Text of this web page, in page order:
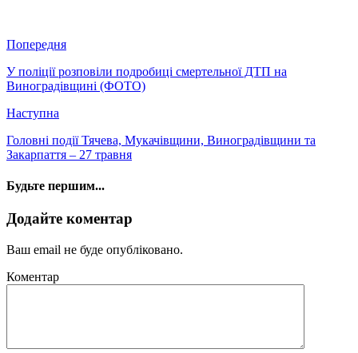
Попередня
У поліції розповіли подробиці смертельної ДТП на
Виноградівщині (ФОТО)
Наступна
Головні події Тячева, Мукачівщини, Виноградівщини та
Закарпаття – 27 травня
Будьте першим...
Додайте коментар
Ваш email не буде опубліковано.
Коментар